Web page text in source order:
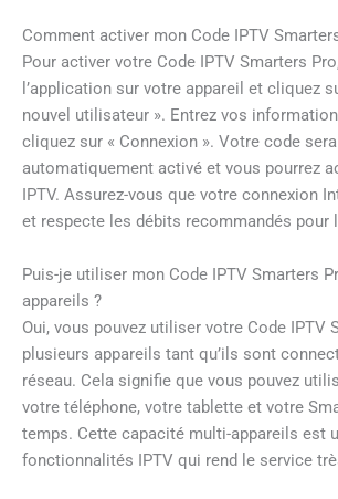
Comment activer mon Code IPTV
Pour activer votre Code IPTV Smarters
l’application sur votre appareil et cliquez
nouvel utilisateur ». Entrez vos
cliquez sur « Connexion ». Votre code
automatiquement activé et vous pourrez
IPTV. Assurez-vous que votre connexion
et respecte les débits recommandés pour
Puis-je utiliser mon Code IPTV Smarters
appareils ?
Oui, vous pouvez utiliser votre Code IPTV
plusieurs appareils tant qu’ils sont
réseau. Cela signifie que vous pouvez
votre téléphone, votre tablette et votre
temps. Cette capacité multi-appareils est
fonctionnalités IPTV qui rend le service